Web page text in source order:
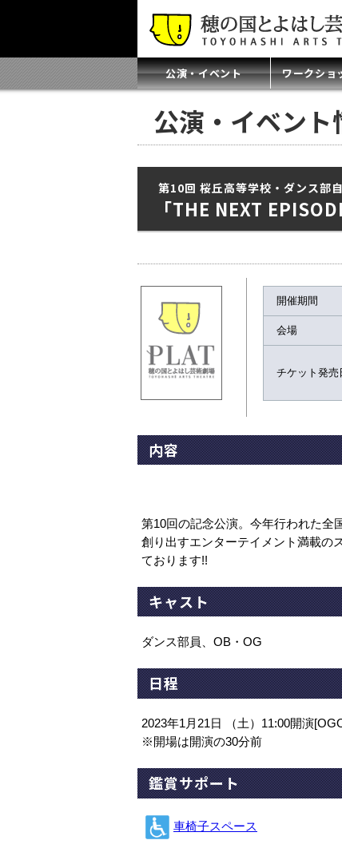
公演・イベント ワークショ
公演・イベント
第10回 桜丘高等学校・ダンス部
「THE NEXT
開催期間
会場
チケット発売
内容
第10回の記念公演。今年行われた全
創り出すエンターテイメント満載の
ております!!
キャスト
ダンス部員、OB・OG
日程
2023年1月21日 （土）11:00開演
※開場は開演の30分前
鑑賞サポート
車椅子スペース